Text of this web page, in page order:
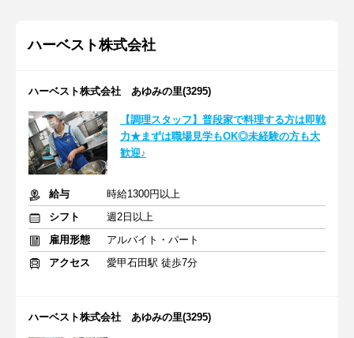
ハーベスト株式会社
ハーベスト株式会社 あゆみの里(3295)
【調理スタッフ】普段家で料理する方は即戦
力★まずは職場見学もOK◎未経験の方も大
歓迎♪
給与
時給1300円以上
シフト
週2日以上
雇用形態
アルバイト・パート
アクセス
愛甲石田駅 徒歩7分
ハーベスト株式会社 あゆみの里(3295)